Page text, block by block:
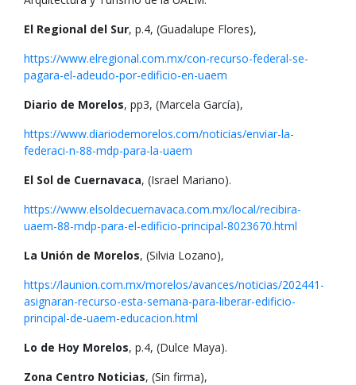
El Regional del Sur, p.4, (Guadalupe Flores),
https://www.elregional.com.mx/con-recurso-federal-se-
pagara-el-adeudo-por-edificio-en-uaem
Diario de Morelos, pp3, (Marcela García),
https://www.diariodemorelos.com/noticias/enviar-la-
federaci-n-88-mdp-para-la-uaem
El Sol de Cuernavaca, (Israel Mariano).
https://www.elsoldecuernavaca.com.mx/local/recibira-
uaem-88-mdp-para-el-edificio-principal-8023670.html
La Unión de Morelos, (Silvia Lozano),
https://launion.com.mx/morelos/avances/noticias/202441-
asignaran-recurso-esta-semana-para-liberar-edificio-
principal-de-uaem-educacion.html
Lo de Hoy Morelos, p.4, (Dulce Maya).
Zona Centro Noticias, (Sin firma),